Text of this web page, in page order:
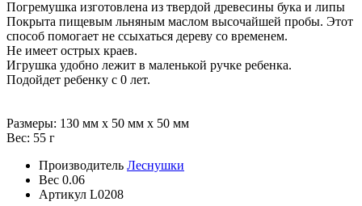
Погремушка изготовлена из твердой древесины бука и липы
Покрыта пищевым льняным маслом высочайшей пробы. Этот
способ помогает не ссыхаться дереву со временем.
Не имеет острых краев.
Игрушка удобно лежит в маленькой ручке ребенка.
Подойдет ребенку с 0 лет.
Размеры: 130 мм х 50 мм х 50 мм
Вес: 55 г
Производитель Леснушки
Вес 0.06
Артикул L0208